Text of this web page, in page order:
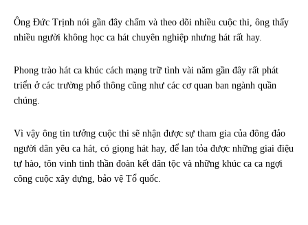
Ông Đức Trịnh nói gần đây chấm và theo dõi nhiều cuộc thi, ông thấy
nhiều người không học ca hát chuyên nghiệp nhưng hát rất hay.
Phong trào hát ca khúc cách mạng trữ tình vài năm gần đây rất phát
triển ở các trường phổ thông cũng như các cơ quan ban ngành quần
chúng.
Vì vậy ông tin tưởng cuộc thi sẽ nhận được sự tham gia của đông đảo
người dân yêu ca hát, có giọng hát hay, để lan tỏa được những giai điệu
tự hào, tôn vinh tinh thần đoàn kết dân tộc và những khúc ca ca ngợi
công cuộc xây dựng, bảo vệ Tổ quốc.